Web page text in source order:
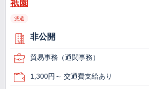
祇園
派遣
非公開
貿易事務（通関事務）
1,300円～ 交通費支給あり